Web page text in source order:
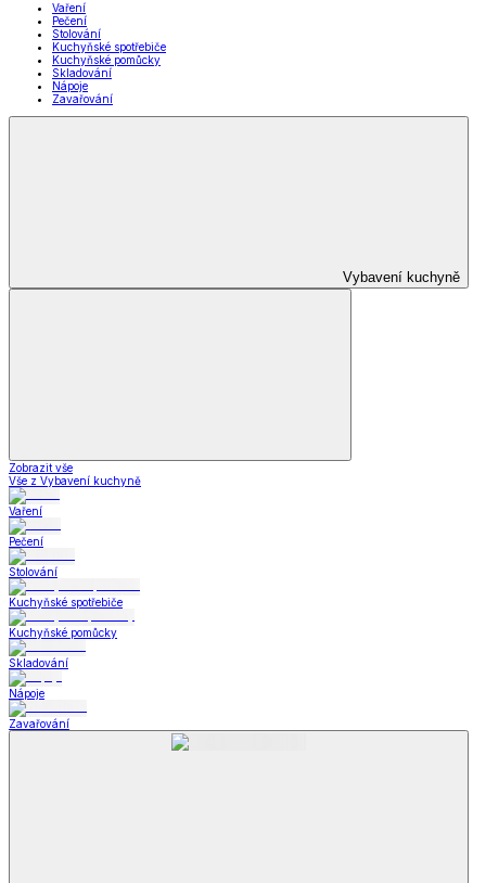
Vaření
Pečení
Stolování
Kuchyňské spotřebiče
Kuchyňské pomůcky
Skladování
Nápoje
Zavařování
Vybavení kuchyně
Zobrazit vše
Vše z Vybavení kuchyně
Vaření
Pečení
Stolování
Kuchyňské spotřebiče
Kuchyňské pomůcky
Skladování
Nápoje
Zavařování